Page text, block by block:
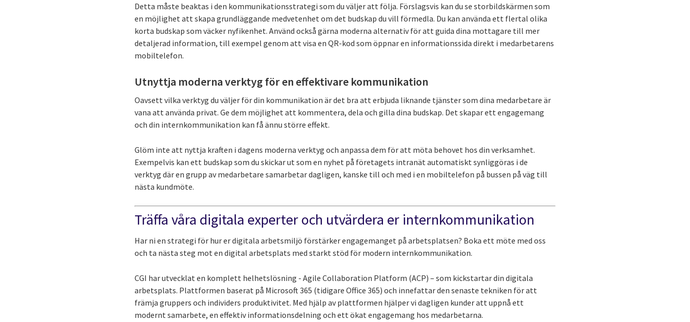
Detta måste beaktas i den kommunikationsstrategi som du väljer att följa. Förslagsvis kan du se storbildskärmen som
en möjlighet att skapa grundläggande medvetenhet om det budskap du vill förmedla. Du kan använda ett flertal olika
korta budskap som väcker nyfikenhet. Använd också gärna moderna alternativ för att guida dina mottagare till mer
detaljerad information, till exempel genom att visa en QR-kod som öppnar en informationssida direkt i medarbetarens
mobiltelefon.
Utnyttja moderna verktyg för en effektivare kommunikation
Oavsett vilka verktyg du väljer för din kommunikation är det bra att erbjuda liknande tjänster som dina medarbetare är
vana att använda privat. Ge dem möjlighet att kommentera, dela och gilla dina budskap. Det skapar ett engagemang
och din internkommunikation kan få ännu större effekt.
Glöm inte att nyttja kraften i dagens moderna verktyg och anpassa dem för att möta behovet hos din verksamhet.
Exempelvis kan ett budskap som du skickar ut som en nyhet på företagets intranät automatiskt synliggöras i de
verktyg där en grupp av medarbetare samarbetar dagligen, kanske till och med i en mobiltelefon på bussen på väg till
nästa kundmöte.
Träffa våra digitala experter och utvärdera er internkommunikation
Har ni en strategi för hur er digitala arbetsmiljö förstärker engagemanget på arbetsplatsen? Boka ett möte med oss
och ta nästa steg mot en digital arbetsplats med starkt stöd för modern internkommunikation.
CGI har utvecklat en komplett helhetslösning - Agile Collaboration Platform (ACP) – som kickstartar din digitala
arbetsplats. Plattformen baserat på Microsoft 365 (tidigare Office 365) och innefattar den senaste tekniken för att
främja gruppers och individers produktivitet. Med hjälp av plattformen hjälper vi dagligen kunder att uppnå ett
modernt samarbete, en effektiv informationsdelning och ett ökat engagemang hos medarbetarna.